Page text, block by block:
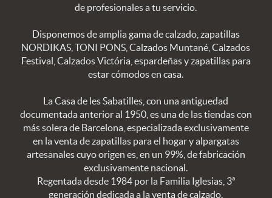
de profesionales a tu servicio.
Disponemos de amplia gama de calzado, zapatillas
NORDIKAS, TONI PONS, Calzados Muntané, Calzados
Festival, Calzados Victória, espardeñas y zapatillas para
estar cómodos en casa.
La Casa de les Sabatilles, con una antiguedad
documentada anterior al 1950, es una de las tiendas con
más solera de Barcelona, especializada exclusivamente
en la venta de zapatillas para el hogar y alpargatas
artesanales cuyo origen es, en un 99%, de fabricación
exclusivamente nacional.
Regentada desde 1984 por la Familia Iglesias, 3ª
generación dedicada a la venta de calzado.